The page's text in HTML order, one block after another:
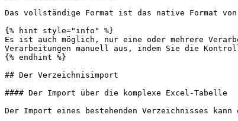
Das vollständige Format ist das native Format
{% hint style="info" %}
Es ist auch möglich, nur eine oder mehrere
Verarbeitungen manuell aus, indem Sie die
{% endhint %}
## Der Verzeichnisimport
#### Der Import über die komplexe Excel-Tabelle
Der Import eines bestehenden Verzeichnisses